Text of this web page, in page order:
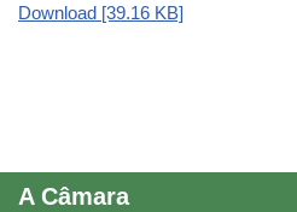
Download [39.16 KB]
A Câmara